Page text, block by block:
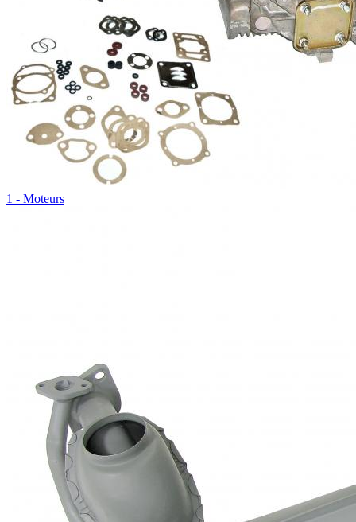
1 - Moteurs